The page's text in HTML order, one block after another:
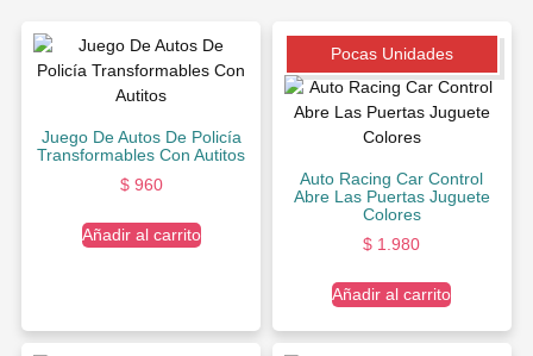
Juego De Autos De Policía
Transformables Con Autitos
$960
Añadir al carrito
Pocas Unidades
Auto Racing Car Control
Abre Las Puertas Juguete
Colores
$ 1.980
Añadir al carrito